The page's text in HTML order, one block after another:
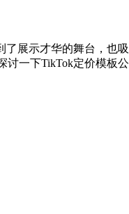
展示才华的舞台，也
一下TikTok定价模板